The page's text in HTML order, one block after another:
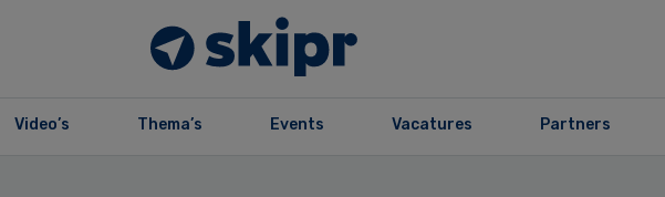
Video’s Thema’s Events Vacatures Partners